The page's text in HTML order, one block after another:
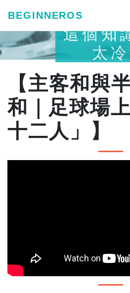
BEGINNEROS
這個知
太冷
【主客和與
和｜足球場
十二人」】